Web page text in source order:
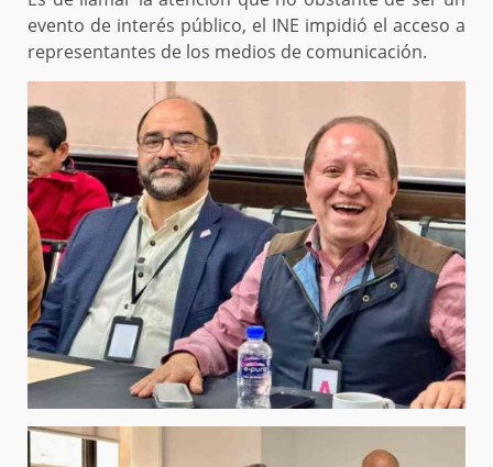
evento de interés público, el INE impidió el acceso a
representantes de los medios de comunicación.